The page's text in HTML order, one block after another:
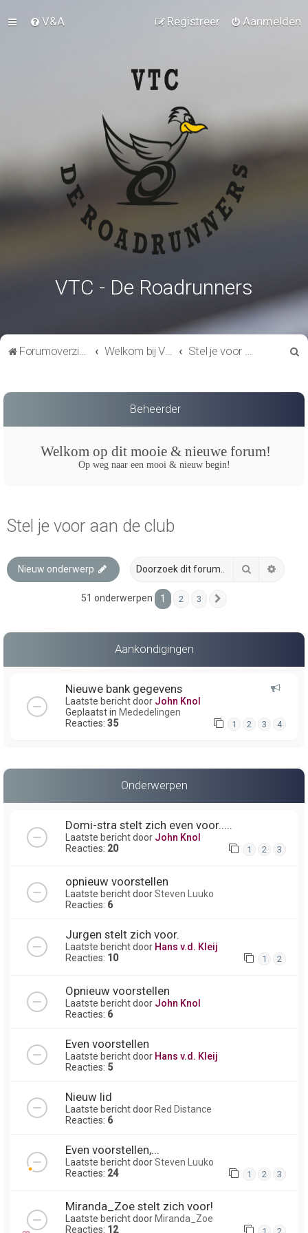
V&A Aanmelden
Registreer
VTC - De Roadrunners
Forumoverzicht Welkom bij VTC de Roadrunners Stel je voor aan de club
Beheerder
Welkom op dit mooie & nieuwe forum!
Op weg naar een mooi & nieuw begin!
Stel je voor aan de club
Nieuw onderwerp Zoek
51 onderwerpen 1 2 3
Aankondigingen
Nieuwe bank gegevens
Laatste bericht door John Knol
Geplaatst in Mededelingen
Reacties: 35 1 2 3 4
Onderwerpen
Domi-stra stelt zich even voor.....
Laatste bericht door John Knol
Reacties: 20 1 2 3
opnieuw voorstellen
Laatste bericht doorSteven Luuko
Reacties: 6
Jurgen stelt zich voor.
Laatste bericht door Hans v.d. Kleij
Reacties: 10 1 2
Opnieuw voorstellen
Laatste bericht door John Knol
Reacties: 6
Even voorstellen
Laatste bericht door Hans v.d. Kleij
Reacties: 5
Nieuw lid
Laatste bericht door Red Distance
Reacties: 6
Even voorstellen,...
Laatste bericht doorSteven Luuko
Reacties: 24 1 2 3
Miranda_Zoe stelt zich voor!
Laatste bericht door Miranda_Zoe
Reacties: 12